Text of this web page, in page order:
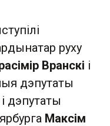
руху
Вранскi і
дэпутаты
дэпутаты
Максім